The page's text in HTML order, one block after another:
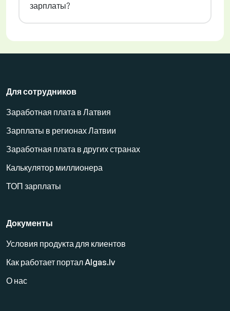
зарплаты?
Для сотрудников
Заработная плата в Латвия
Зарплаты в регионах Латвии
Заработная плата в других странах
Калькулятор миллионера
ТОП зарплаты
Документы
Условия продукта для клиентов
Как работает портал Algas.lv
О нас